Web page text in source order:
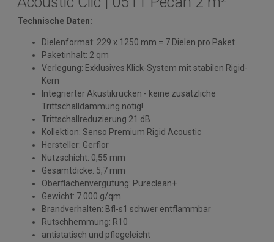
Technische Daten:
Dielenformat: 229 x 1250 mm = 7 Dielen pro Paket
Paketinhalt: 2 qm
Verlegung: Exklusives Klick-System mit stabilen Rigid-
Kern
Integrierter Akustikrücken - keine zusätzliche
Trittschalldämmung nötig!
Trittschallreduzierung 21 dB
Kollektion: Senso Premium Rigid Acoustic
Hersteller: Gerflor
Nutzschicht: 0,55 mm
Gesamtdicke: 5,7 mm
Oberflächenvergütung: Pureclean+
Gewicht: 7.000 g/qm
Brandverhalten: Bfl-s1 schwer entflammbar
Rutschhemmung: R10
antistatisch und pflegeleicht